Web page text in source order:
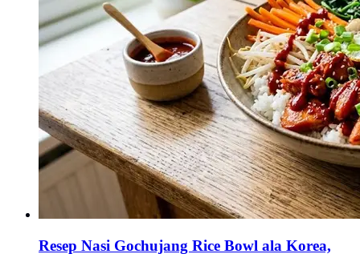
Resep Nasi Gochujang Rice Bowl ala Korea,